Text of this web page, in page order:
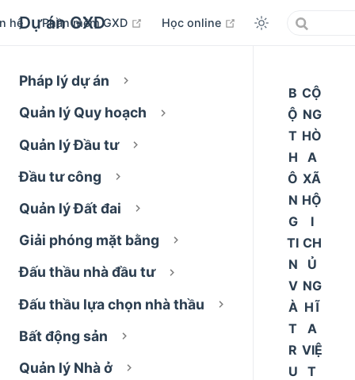
Dự án GXD
hệ Phần mềm GXD open in new window
Học online open in new window
Pháp lý dự án
Quản lý Quy hoạch
Quản lý Đầu tư
Đầu tư công
Quản lý Đất đai
Giải phóng mặt bằng
Đấu thầu nhà đầu tư
Đấu thầu lựa chọn nhà thầu
Bất động sản
Quản lý Nhà ở
B
Ộ
T
H
Ô
N
G
TI
N
V
À
T
R
U
CỘ
NG
HÒ
A
XÃ
HỘ
I
CH
Ủ
NG
HĨ
A
VIỆ
T